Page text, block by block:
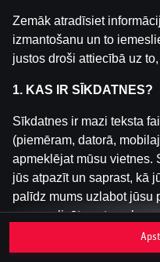
Zemāk atradīsiet
izmantošanu un to
justos droši attiecībā uz
1. KAS IR SĪKDATNES?
Sīkdatnes ir mazi teksta
(piemēram, datorā,
apmeklējat mūsu vietnes.
jūs atpazīt un saprast, kā
palīdz mums uzlabot jūsu
personalizētu saturu, kas
Sīkdatnes var būt